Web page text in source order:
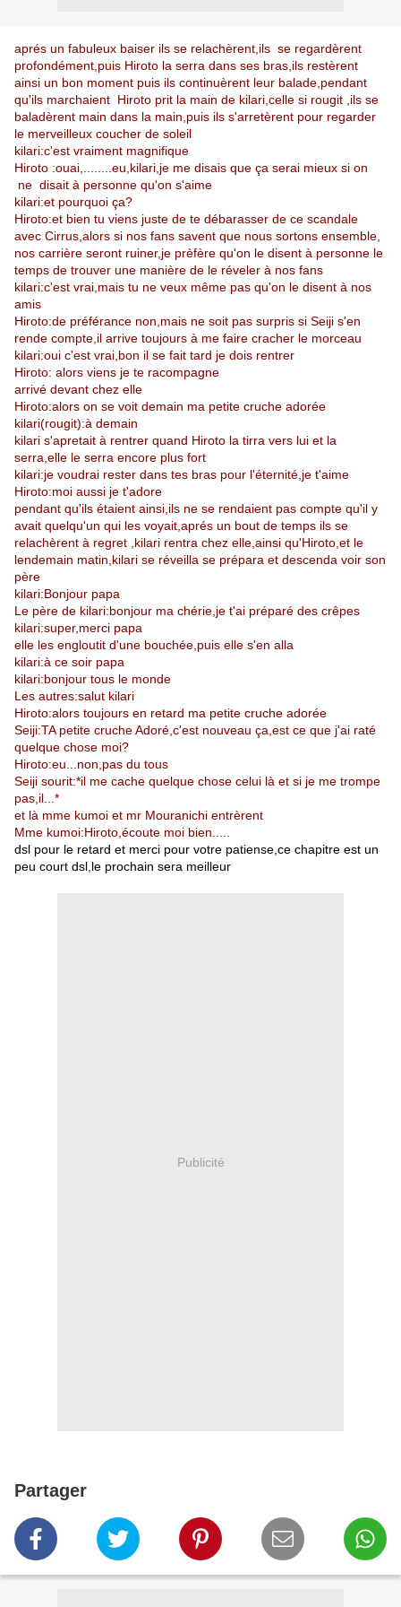
aprés un fabuleux baiser ils se relachèrent,ils se regardèrent
profondément,puis Hiroto la serra dans ses bras,ils restèrent
ainsi un bon moment puis ils continuèrent leur balade,pendant
qu'ils marchaient Hiroto prit la main de kilari,celle si rougit ,ils se
baladèrent main dans la main,puis ils s'arretèrent pour regarder
le merveilleux coucher de soleil
kilari:c'est vraiment magnifique
Hiroto :ouai,........eu,kilari,je me disais que ça serai mieux si on
ne disait à personne qu'on s'aime
kilari:et pourquoi ça?
Hiroto:et bien tu viens juste de te débarasser de ce scandale
avec Cirrus,alors si nos fans savent que nous sortons ensemble,
nos carrière seront ruiner,je prèfère qu'on le disent à personne le
temps de trouver une manière de le réveler à nos fans
kilari:c'est vrai,mais tu ne veux même pas qu'on le disent à nos
amis
Hiroto:de préférance non,mais ne soit pas surpris si Seiji s'en
rende compte,il arrive toujours à me faire cracher le morceau
kilari:oui c'est vrai,bon il se fait tard je dois rentrer
Hiroto: alors viens je te racompagne
arrivé devant chez elle
Hiroto:alors on se voit demain ma petite cruche adorée
kilari(rougit):à demain
kilari s'apretait à rentrer quand Hiroto la tirra vers lui et la
serra,elle le serra encore plus fort
kilari:je voudrai rester dans tes bras pour l'éternité,je t'aime
Hiroto:moi aussi je t'adore
pendant qu'ils étaient ainsi,ils ne se rendaient pas compte qu'il y
avait quelqu'un qui les voyait,aprés un bout de temps ils se
relachèrent à regret ,kilari rentra chez elle,ainsi qu'Hiroto,et le
lendemain matin,kilari se réveilla se prépara et descenda voir son
père
kilari:Bonjour papa
Le père de kilari:bonjour ma chérie,je t'ai préparé des crêpes
kilari:super,merci papa
elle les engloutit d'une bouchée,puis elle s'en alla
kilari:à ce soir papa
kilari:bonjour tous le monde
Les autres:salut kilari
Hiroto:alors toujours en retard ma petite cruche adorée
Seiji:TA petite cruche Adoré,c'est nouveau ça,est ce que j'ai raté
quelque chose moi?
Hiroto:eu...non,pas du tous
Seiji sourit:*il me cache quelque chose celui là et si je me trompe
pas,il...*
et là mme kumoi et mr Mouranichi entrèrent
Mme kumoi:Hiroto,écoute moi bien.....
dsl pour le retard et merci pour votre patiense,ce chapitre est un
peu court dsl,le prochain sera meilleur
Publicité
Partager